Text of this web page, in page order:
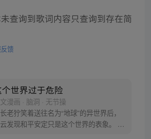
查询到歌词内容只查询到存在简
馈
个世界过于危险
漫画 · 脑洞 · 无节操
老狞笑着送往名为“地球”的异世界后，
发现和平安定只是这个世界的表象。 恶